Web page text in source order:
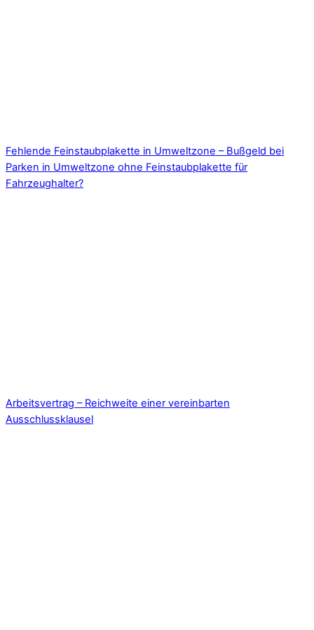
Fehlende Feinstaubplakette in Umweltzone – Bußgeld bei
Parken in Umweltzone ohne Feinstaubplakette für
Fahrzeughalter?
Arbeitsvertrag – Reichweite einer vereinbarten
Ausschlussklausel